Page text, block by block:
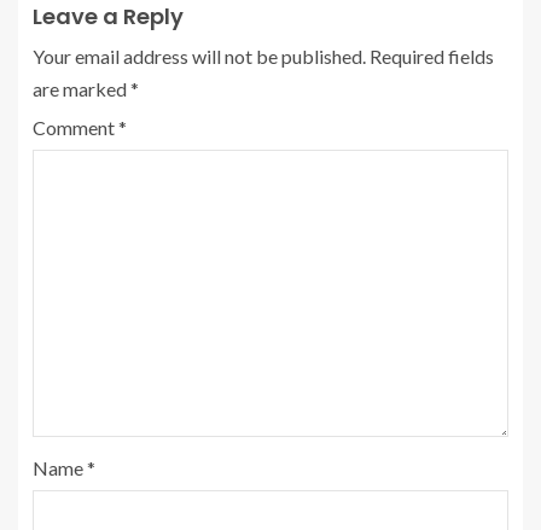
Leave a Reply
Your email address will not be published. Required fields
are marked*
Comment*
Name*